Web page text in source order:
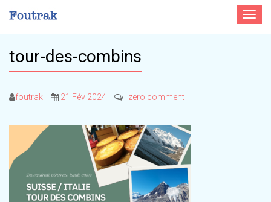
Toggle
tour-des-combins
foutrak 21 Fév 2024 zero comment